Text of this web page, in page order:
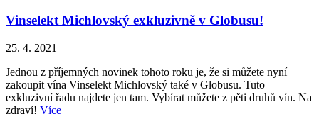
Vinselekt Michlovský exkluzivně v Globusu!
25. 4. 2021
Jednou z příjemných novinek tohoto roku je, že si můžete nyní
zakoupit vína Vinselekt Michlovský také v Globusu. Tuto
exkluzivní řadu najdete jen tam. Vybírat můžete z pěti druhů vín. Na
zdraví! Více